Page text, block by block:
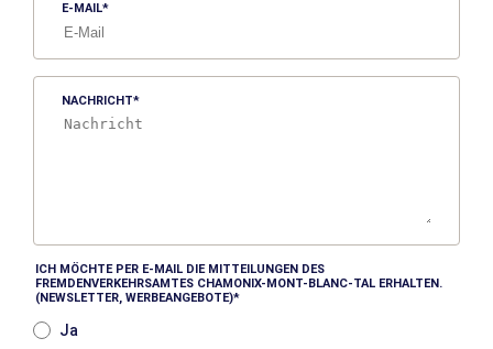
E-MAIL
NACHRICHT
ICH MÖCHTE PER E-MAIL DIE MITTEILUNGEN DES
FREMDENVERKEHRSAMTES CHAMONIX-MONT-BLANC-TAL ERHALTEN.
(NEWSLETTER, WERBEANGEBOTE)
Ja